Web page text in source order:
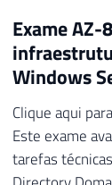
Exame
Windows
Clique aqui
Este exame
tarefas